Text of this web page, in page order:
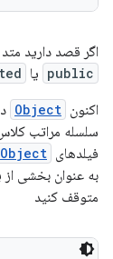
اگر قصد دارید
public یا
اکنون Object
سلسله مراتب
فیلدهای Object
به عنوان بخشی
متوقف کنید